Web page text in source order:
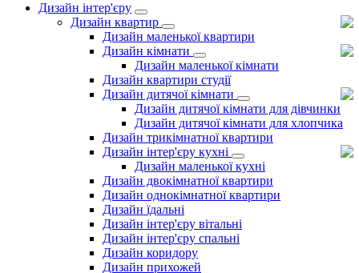
Дизайн інтер'єру
Дизайн квартир
Дизайн маленької квартири
Дизайн кімнати
Дизайн маленької кімнати
Дизайн квартири студії
Дизайн дитячої кімнати
Дизайн дитячої кімнати для дівчинки
Дизайн дитячої кімнати для хлопчика
Дизайн трикімнатної квартири
Дизайн інтер'єру кухні
Дизайн маленької кухні
Дизайн двокімнатної квартири
Дизайн однокімнатної квартири
Дизайн їдальні
Дизайн інтер'єру вітальні
Дизайн інтер'єру спальні
Дизайн коридору
Дизайн прихожей